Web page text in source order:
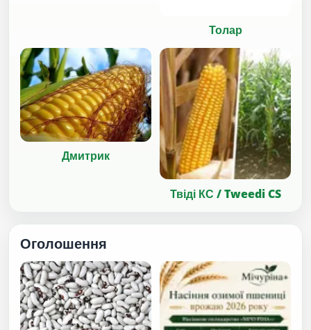
Толар
Дмитрик
Твіді КС / Tweedi CS
Оголошення